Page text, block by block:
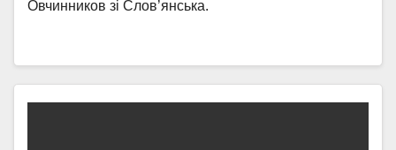
Овчинников зі Слов’янська.